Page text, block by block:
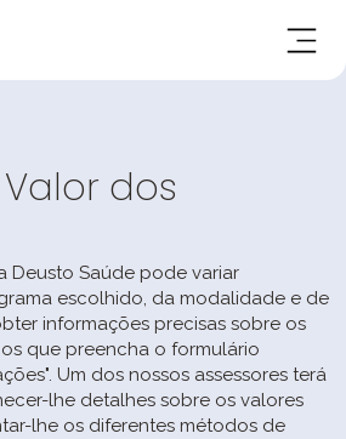
dos
Deusto Saúde pode variar
escolhido, da modalidade e de
informações precisas sobre os
que preencha o formulário
Um dos nossos assessores terá
lhe detalhes sobre os valores
lhe os diferentes métodos de